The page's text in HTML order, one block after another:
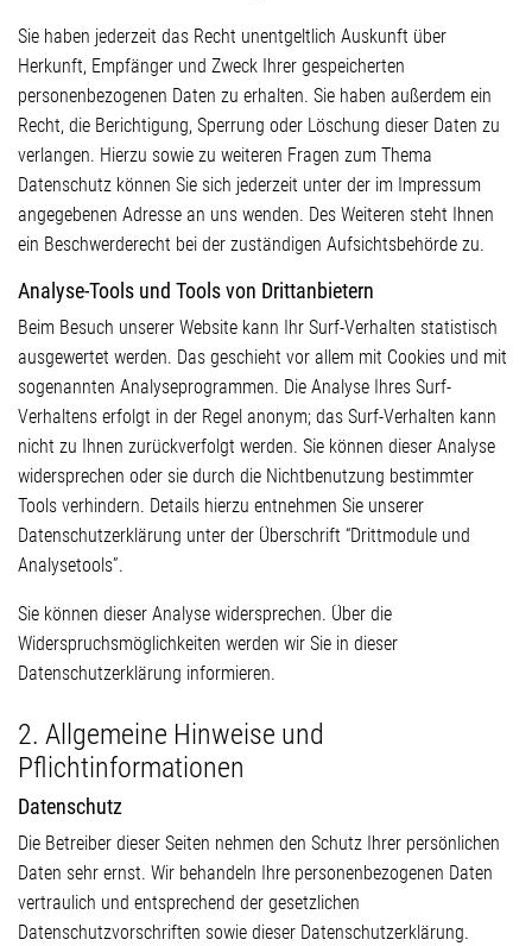
Sie haben jederzeit das Recht unentgeltlich Auskunft über
Herkunft, Empfänger und Zweck Ihrer gespeicherten
personenbezogenen Daten zu erhalten. Sie haben außerdem ein
Recht, die Berichtigung, Sperrung oder Löschung dieser Daten zu
verlangen. Hierzu sowie zu weiteren Fragen zum Thema
Datenschutz können Sie sich jederzeit unter der im Impressum
angegebenen Adresse an uns wenden. Des Weiteren steht Ihnen
ein Beschwerderecht bei der zuständigen Aufsichtsbehörde zu.
Analyse-Tools und Tools von Drittanbietern
Beim Besuch unserer Website kann Ihr Surf-Verhalten statistisch
ausgewertet werden. Das geschieht vor allem mit Cookies und mit
sogenannten Analyseprogrammen. Die Analyse Ihres Surf-
Verhaltens erfolgt in der Regel anonym; das Surf-Verhalten kann
nicht zu Ihnen zurückverfolgt werden. Sie können dieser Analyse
widersprechen oder sie durch die Nichtbenutzung bestimmter
Tools verhindern. Details hierzu entnehmen Sie unserer
Datenschutzerklärung unter der Überschrift “Drittmodule und
Analysetools”.
Sie können dieser Analyse widersprechen. Über die
Widerspruchsmöglichkeiten werden wir Sie in dieser
Datenschutzerklärung informieren.
2. Allgemeine Hinweise und
Pflichtinformationen
Datenschutz
Die Betreiber dieser Seiten nehmen den Schutz Ihrer persönlichen
Daten sehr ernst. Wir behandeln Ihre personenbezogenen Daten
vertraulich und entsprechend der gesetzlichen
Datenschutzvorschriften sowie dieser Datenschutzerklärung.